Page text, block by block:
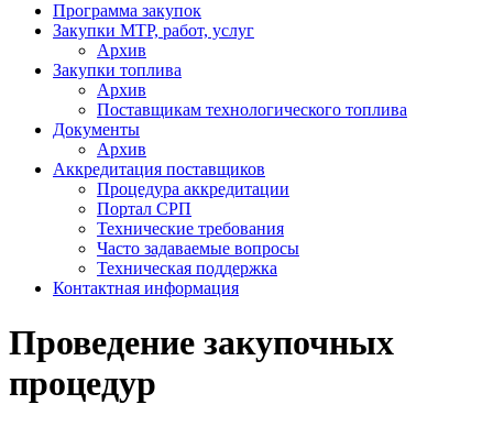
Программа закупок
Закупки МТР, работ, услуг
Архив
Закупки топлива
Архив
Поставщикам технологического топлива
Документы
Архив
Аккредитация поставщиков
Процедура аккредитации
Портал СРП
Технические требования
Часто задаваемые вопросы
Техническая поддержка
Контактная информация
Проведение закупочных
процедур